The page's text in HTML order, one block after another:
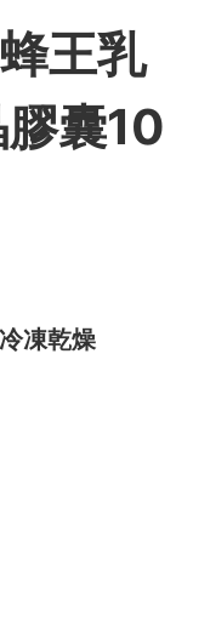
王乳
囊10
凍乾燥